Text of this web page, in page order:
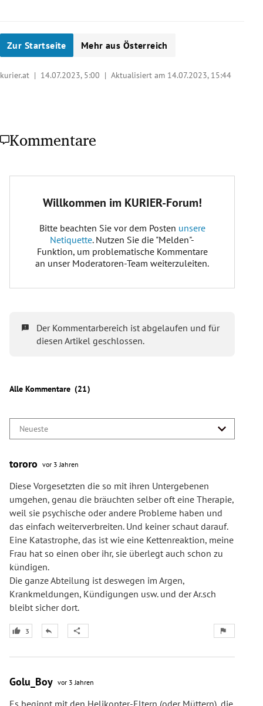
Zur Startseite Mehr aus Österreich
kurier.at | 14.07.2023, 5:00 | Aktualisiert am 14.07.2023, 15:44
Kommentare